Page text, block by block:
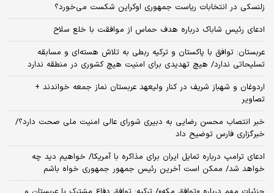
زلنسکی در انتخابات ریاست جمهوری اوکراین شکست می‌خورد؟
ادعای رئیس شاباک درباره هدف حماس از موافقت با خلع سلاح
عربستان: توافق با پاکستان و ترکیه ربطی به تلاش هسته‌ای و مسابقه
تسلیحاتی ندارد/ هیچ تهدیدی برای امنیت هیچ کشوری در منطقه ندارد
اردوغان و شهباز شریف در کنار ولیعهد عربستان نماز جمعه خواندند +
تصاویر
خبر انتصاب محسن رضایی به دبیری شورای عالی امنیت ملی صحت دارد؟/
خبرگزاری فارس توضیح داد
ادعای ترامپ درباره تمایل ایران برای مذاکره با آمریکا/ خواهیم دید چه
خواهد شد/ ممکن است آخرین رئیس‌ جمهور جمهوری خواه باشم